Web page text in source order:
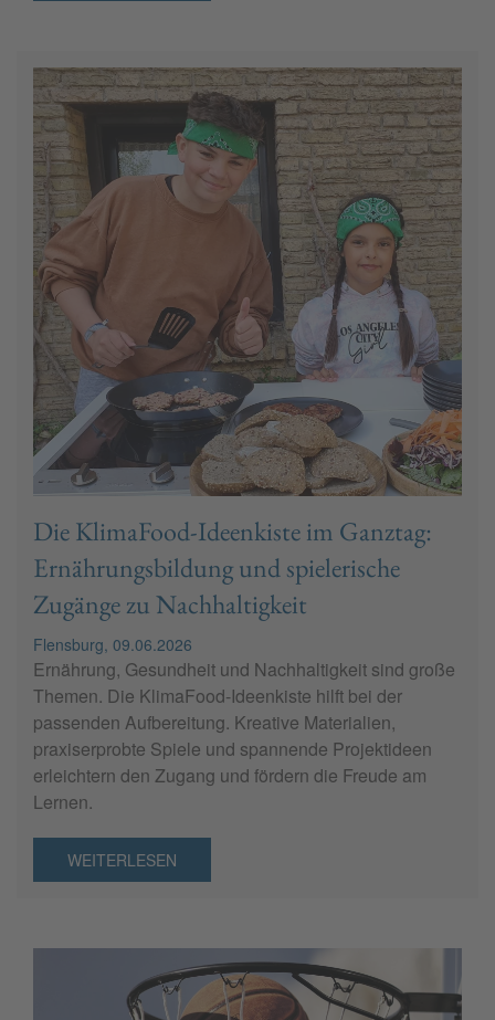
Die KlimaFood-Ideenkiste im Ganztag:
Ernährungsbildung und spielerische
Zugänge zu Nachhaltigkeit
Flensburg, 09.06.2026
Ernährung, Gesundheit und Nachhaltigkeit sind große
Themen. Die KlimaFood-Ideenkiste hilft bei der
passenden Aufbereitung. Kreative Materialien,
praxiserprobte Spiele und spannende Projektideen
erleichtern den Zugang und fördern die Freude am
Lernen.
WEITERLESEN